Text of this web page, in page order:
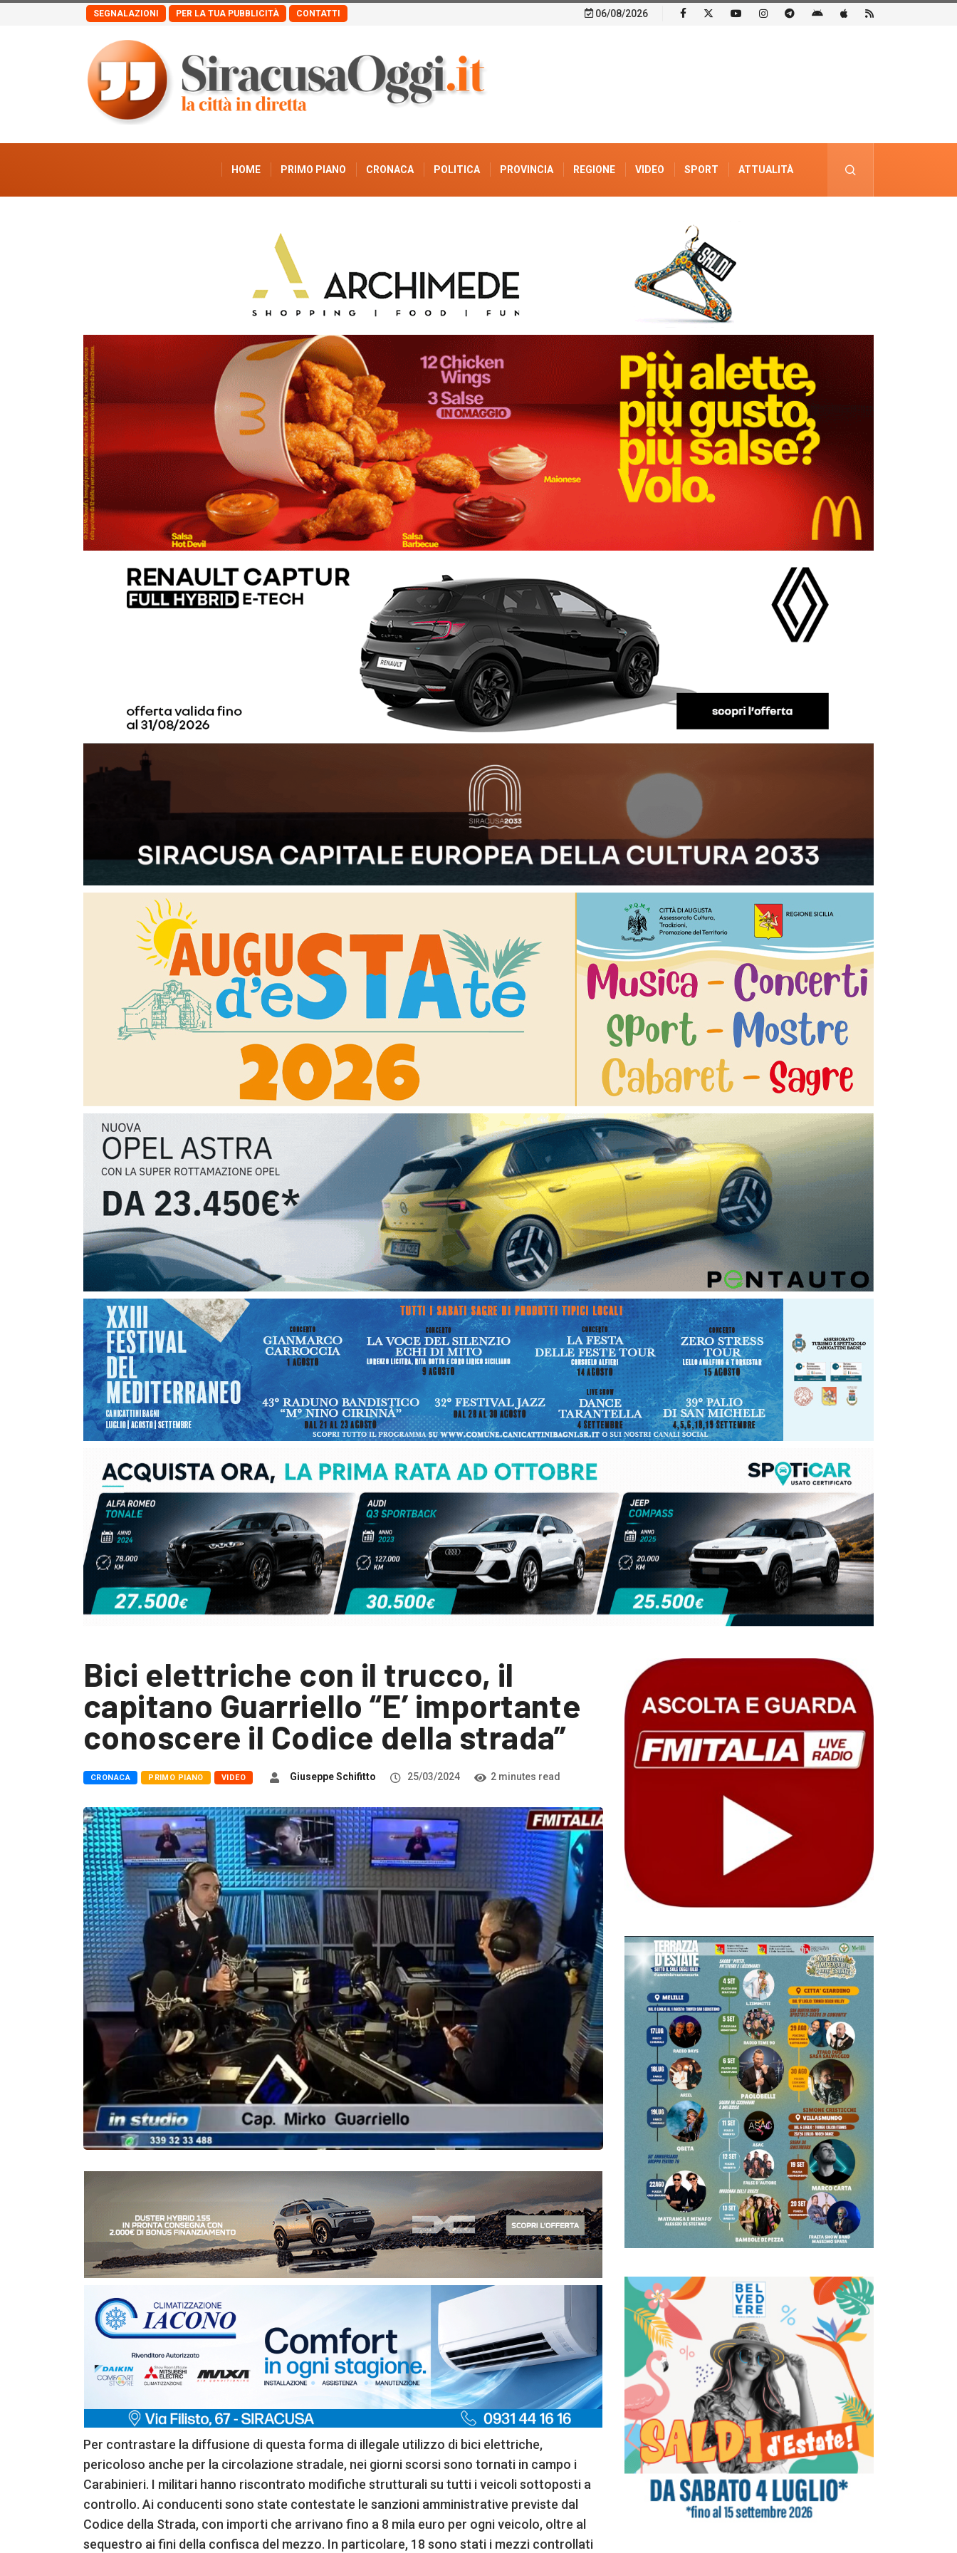
SEGNALAZIONI PER LA TUA PUBBLICITÀ CONTATTI 06/08/2026
HOME PRIMO PIANO CRONACA POLITICA PROVINCIA REGIONE VIDEO SPORT ATTUALITÀ
PUBBLICITÀ ELETTORALE
Bici elettriche con il trucco, il
capitano Guarriello “E’ importante
conoscere il Codice della strada”
CRONACA PRIMO PIANO VIDEO Giuseppe Schifitto 25/03/2024 2 minutes read
Per contrastare la diffusione di questa forma di illegale utilizzo di bici elettriche,
pericoloso anche per la circolazione stradale, nei giorni scorsi sono tornati in campo i
Carabinieri. I militari hanno riscontrato modifiche strutturali su tutti i veicoli sottoposti a
controllo. Ai conducenti sono state contestate le sanzioni amministrative previste dal
Codice della Strada, con importi che arrivano fino a 8 mila euro per ogni veicolo, oltre al
sequestro ai fini della confisca del mezzo. In particolare, 18 sono stati i mezzi controllati